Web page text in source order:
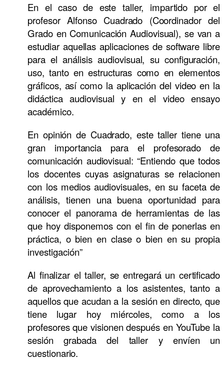
En el caso de este taller, impartido por el
profesor Alfonso Cuadrado (Coordinador del
Grado en Comunicación Audiovisual), se van a
estudiar aquellas aplicaciones de software libre
para el análisis audiovisual, su configuración,
uso, tanto en estructuras como en elementos
gráficos, así como la aplicación del video en la
didáctica audiovisual y en el video ensayo
académico.
En opinión de Cuadrado, este taller tiene una
gran importancia para el profesorado de
comunicación audiovisual: “Entiendo que todos
los docentes cuyas asignaturas se relacionen
con los medios audiovisuales, en su faceta de
análisis, tienen una buena oportunidad para
conocer el panorama de herramientas de las
que hoy disponemos con el fin de ponerlas en
práctica, o bien en clase o bien en su propia
investigación”
Al finalizar el taller, se entregará un certificado
de aprovechamiento a los asistentes, tanto a
aquellos que acudan a la sesión en directo, que
tiene lugar hoy miércoles, como a los
profesores que visionen después en YouTube la
sesión grabada del taller y envíen un
cuestionario.